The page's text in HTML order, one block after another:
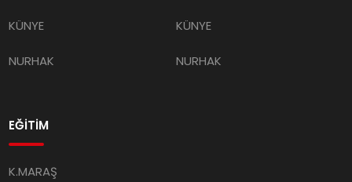
KÜNYE
NURHAK
KÜNYE
NURHAK
EĞİTİM
K.MARAŞ